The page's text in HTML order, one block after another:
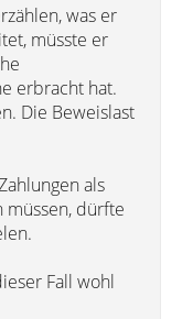
was er
müsste er
erbracht hat.
Die Beweislast
als
dürfte
Fall wohl